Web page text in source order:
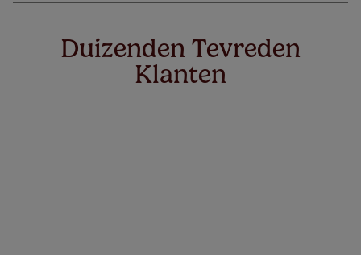
Duizenden Tevreden
Klanten